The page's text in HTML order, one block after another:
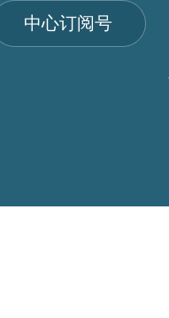
中心订阅号